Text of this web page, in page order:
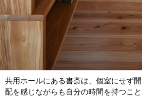
共用ホールにある書斎は、個室にせず
配を感じながらも自分の時間を持つこと